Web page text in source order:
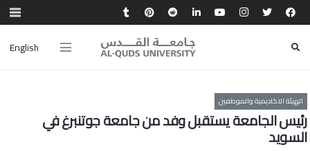
English
الهيئة الاكاديمية والموظفين
رئيس الجامعة يستقبل وفد من جامعة جوتنبرغ في
السويد